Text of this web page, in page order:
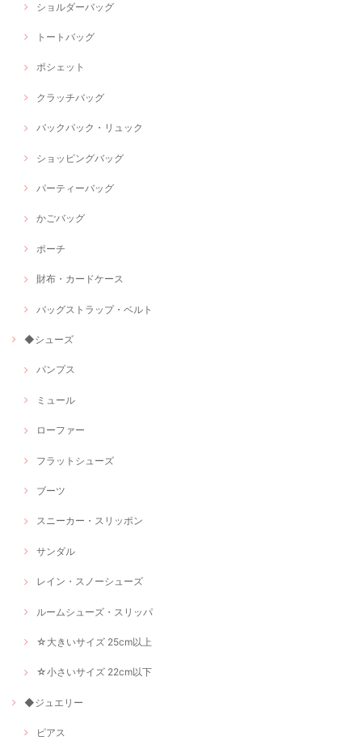
ショルダーバッグ
トートバッグ
ポシェット
クラッチバッグ
バックパック・リュック
ショッピングバッグ
パーティーバッグ
かごバッグ
ポーチ
財布・カードケース
バッグストラップ・ベルト
◆シューズ
パンプス
ミュール
ローファー
フラットシューズ
ブーツ
スニーカー・スリッポン
サンダル
レイン・スノーシューズ
ルームシューズ・スリッパ
☆大きいサイズ 25cm以上
☆小さいサイズ 22cm以下
◆ジュエリー
ピアス